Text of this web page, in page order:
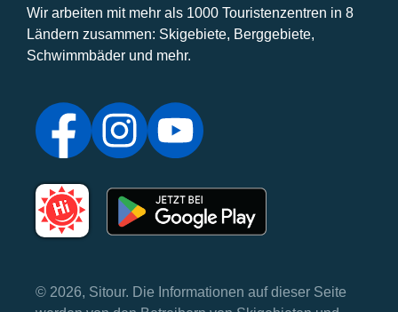
Wir arbeiten mit mehr als 1000 Touristenzentren in 8
Ländern zusammen: Skigebiete, Berggebiete,
Schwimmbäder und mehr.
© 2026, Sitour. Die Informationen auf dieser Seite